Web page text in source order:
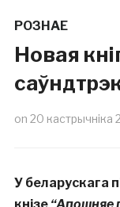
РОЗНАЕ
Новая
on 20 кастрычніка
У беларускага